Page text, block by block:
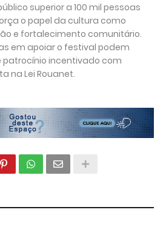
superior a 100 mil pessoas
o papel da cultura como
e fortalecimento comunitário.
em apoiar o festival podem
patrocínio incentivado com
na Lei Rouanet.